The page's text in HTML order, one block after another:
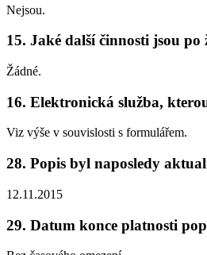
Nejsou.
15. Jaké další činnosti jsou
Žádné.
16. Elektronická služba,
Viz výše v souvislosti s formulářem.
28. Popis byl naposledy
12.11.2015
29. Datum konce platnosti